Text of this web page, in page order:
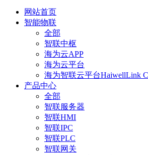
网站首页
智能物联
全部
智联中枢
海为云APP
海为云平台
海为智联云平台HaiwellLink
产品中心
全部
智联服务器
智联HMI
智联IPC
智联PLC
智联网关